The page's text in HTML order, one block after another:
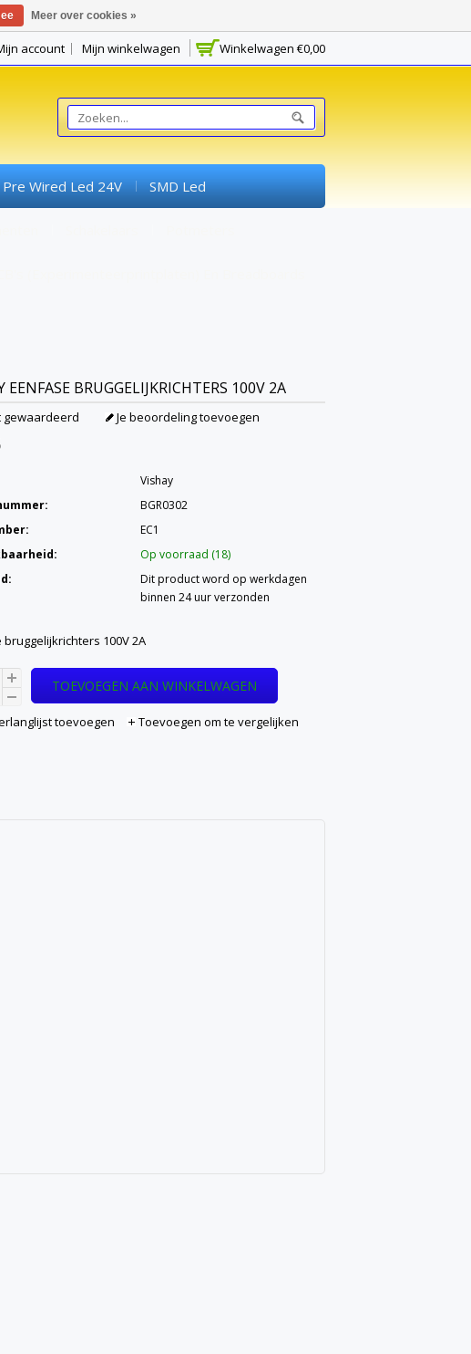
Winkelwagen €0,00
account Mijn winkelwagen
Pre Wired Led 24V SMD Led
EENFASE BRUGGELIJKRICHTERS 100V 2A
gewaardeerd Je beoordeling toevoegen
Vishay
BGR0302
EC1
Op voorraad (18)
Dit product word op werkdagen
binnen 24 uur verzonden
100V 2A
TOEVOEGEN AAN WINKELWAGEN
toevoegen Toevoegen om te vergelijken
Meer over cookies »